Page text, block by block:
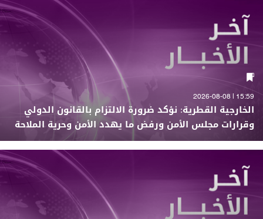
15:59 | 2026-08-08
الخارجية القطرية: نؤكد ضرورة الالتزام بالقانون الدولي
وقرارات مجلس الأمن ورفض ما يهدد الأمن وحرية الملاحة